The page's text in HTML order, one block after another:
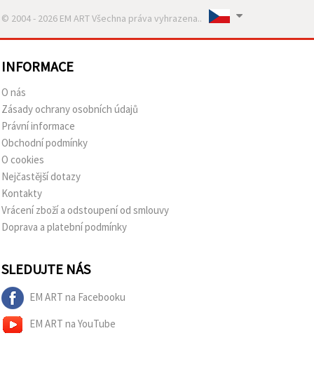
© 2004 - 2026 EM ART Všechna práva vyhrazena..
INFORMACE
O nás
Zásady ochrany osobních údajů
Právní informace
Obchodní podmínky
O cookies
Nejčastější dotazy
Kontakty
Vrácení zboží a odstoupení od smlouvy
Doprava a platební podmínky
SLEDUJTE NÁS
EM ART na Facebooku
EM ART na YouTube